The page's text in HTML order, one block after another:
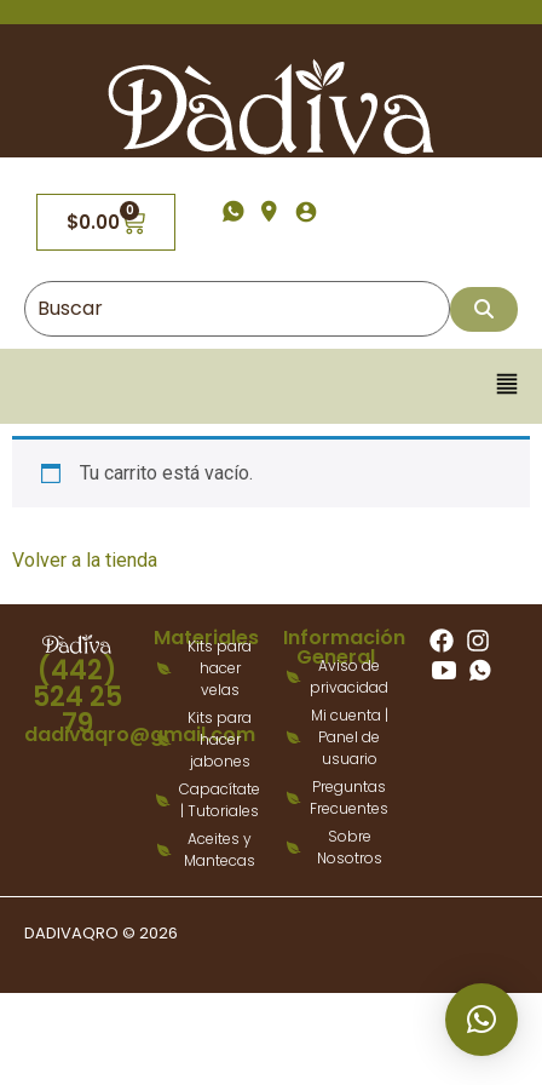
$0.00 0
Tu carrito está vacío.
Volver a la tienda
(442)
524 25
79
dadivaqro@gmail.com
Materiales
Kits para
hacer
velas
Kits para
hacer
jabones
Capacítate
| Tutoriales
Aceites y
Mantecas
Información
General
Aviso de
privacidad
Mi cuenta |
Panel de
usuario
Preguntas
Frecuentes
Sobre
Nosotros
DADIVAQRO © 2026